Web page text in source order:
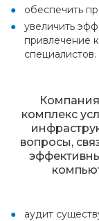
обеспечить
увеличить
привлечение
специалистов.
комплекс
вопросы,
аудит